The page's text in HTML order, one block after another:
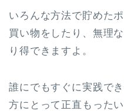
いろんな方法で貯めた
買い物をしたり、無理
り得できますよ。
誰にでもすぐに実践で
方にとって正直もった